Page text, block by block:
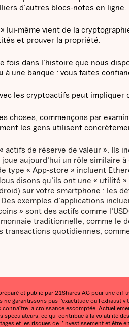
d'autres blocs-notes en
lui-même vient de la
et prouver la propriété.
fois dans l'histoire que nous
à une banque : vous faites
les cryptoactifs peut impliquer
choses, commençons par
les gens utilisent
actifs de réserve de valeur ». Ils
aujourd'hui un rôle similaire à
type « App-store » incluent
disons qu'ils ont une « utilité
sur votre smartphone : les
exemples d'applications
» sont des actifs comme
traditionnelle, comme le
transactions quotidiennes,
et publié par 21Shares AG pour une
ne garantissons pas l’exactitude ou
connaître la croissance escomptée.
spéculateurs, ce qui contribue à la volatilité
et les risques de l’investissement et